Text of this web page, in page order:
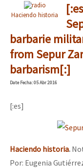
Haciendo historia
barbarie
from Sepur
barbarism[:]
DateFecha: 05 Abr 2016
[:es]
Haciendo historia.
Por: Eugenia